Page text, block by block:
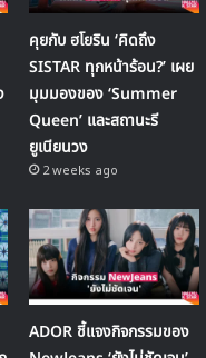
คุยกับ ฮโยริน ‘คิดถึง
SISTAR ทุกหน้าร้อน?’ เผย
มุมมองของ ‘Summer
Queen’ และสถานะรี
ยูเนียนวง
2 weeks ago
ADOR ชี้แจงกิจกรรมของ